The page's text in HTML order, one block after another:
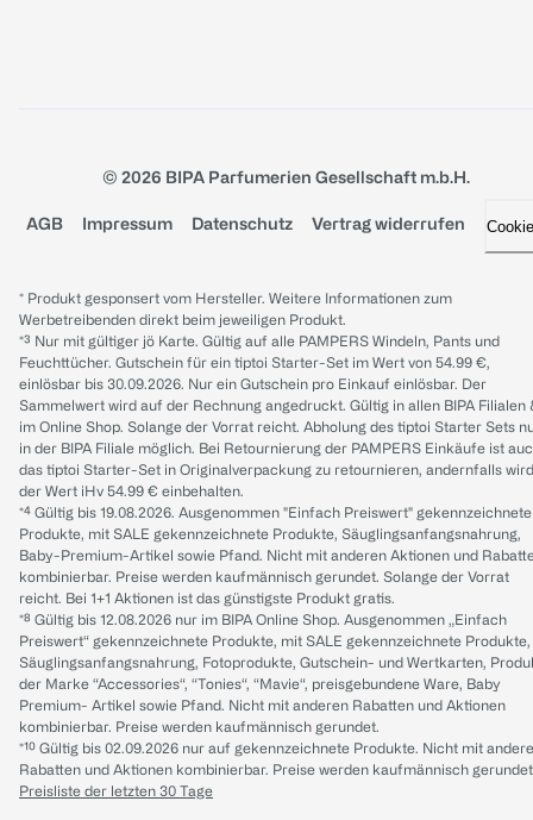
© 2026 BIPA Parfumerien Gesellschaft m.b.H.
AGB Impressum Datenschutz Vertrag widerrufen
* Produkt gesponsert vom Hersteller. Weitere Informationen zum
Werbetreibenden direkt beim jeweiligen Produkt.
*³ Nur mit gültiger jö Karte. Gültig auf alle PAMPERS Windeln, Pants und
Feuchttücher. Gutschein für ein tiptoi Starter-Set im Wert von 54.99 €,
einlösbar bis 30.09.2026. Nur ein Gutschein pro Einkauf einlösbar. Der
Sammelwert wird auf der Rechnung angedruckt. Gültig in allen BIPA Filialen
im Online Shop. Solange der Vorrat reicht. Abholung des tiptoi Starter Sets
in der BIPA Filiale möglich. Bei Retournierung der PAMPERS Einkäufe ist
das tiptoi Starter-Set in Originalverpackung zu retournieren, andernfalls wird
der Wert iHv 54.99 € einbehalten.
*⁴ Gültig bis 19.08.2026. Ausgenommen "Einfach Preiswert" gekennzeichnete
Produkte, mit SALE gekennzeichnete Produkte, Säuglingsanfangsnahrung,
Baby-Premium-Artikel sowie Pfand. Nicht mit anderen Aktionen und
kombinierbar. Preise werden kaufmännisch gerundet. Solange der Vorrat
reicht. Bei 1+1 Aktionen ist das günstigste Produkt gratis.
*⁸ Gültig bis 12.08.2026 nur im BIPA Online Shop. Ausgenommen „Einfach
Preiswert“ gekennzeichnete Produkte, mit SALE gekennzeichnete Produkte,
Säuglingsanfangsnahrung, Fotoprodukte, Gutschein- und Wertkarten,
der Marke “Accessories“, “Tonies“, “Mavie“, preisgebundene Ware, Baby
Premium- Artikel sowie Pfand. Nicht mit anderen Rabatten und Aktionen
kombinierbar. Preise werden kaufmännisch gerundet.
*¹⁰ Gültig bis 02.09.2026 nur auf gekennzeichnete Produkte. Nicht mit
Rabatten und Aktionen kombinierbar. Preise werden kaufmännisch
Preisliste der letzten 30 Tage